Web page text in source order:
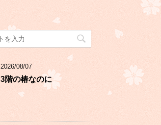
2026/08/07
3階の椿なのに